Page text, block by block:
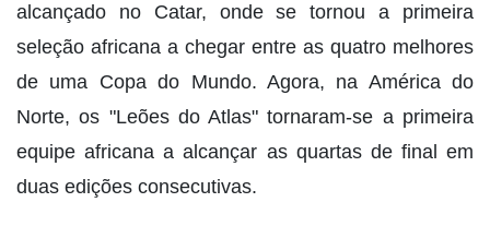
alcançado no Catar, onde se tornou a primeira
seleção africana a chegar entre as quatro melhores
de uma Copa do Mundo. Agora, na América do
Norte, os "Leões do Atlas" tornaram-se a primeira
equipe africana a alcançar as quartas de final em
duas edições consecutivas.